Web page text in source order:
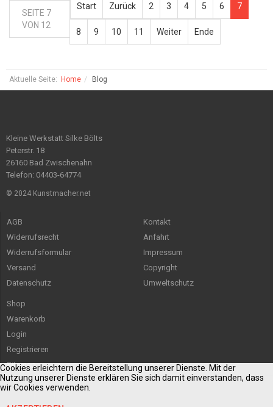
SEITE 7
VON 12
Start Zurück 2 3 4 5 6 7
8 9 10 11 Weiter Ende
Aktuelle Seite: Home Blog
Kleine Werkstatt Silke Bölts
Peterstr. 18
26160 Bad Zwischenahn
Telefon: 04403-64774
© 2024 Kunstmacher.net
AGB
Widerrufsrecht
Widerrufsformular
Versand
Datenschutz
Kontakt
Anfahrt
Impressum
Copyright
Umweltschutz
Shop
Warenkorb
Login
Registrieren
Sitemap
Cookies erleichtern die Bereitstellung unserer Dienste. Mit der
Nutzung unserer Dienste erklären Sie sich damit einverstanden, dass
wir Cookies verwenden.